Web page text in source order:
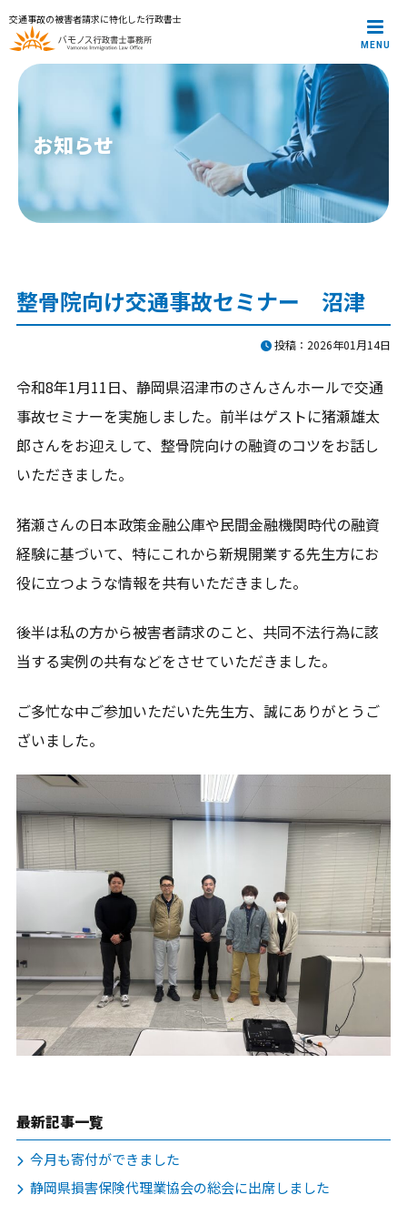
交通事故の被害者請求に特化した行政書士
MENU
お知らせ
整骨院向け交通事故セミナー 沼津
投稿：2026年01月14日
令和8年1月11日、静岡県沼津市のさんさんホールで交通
事故セミナーを実施しました。前半はゲストに猪瀬雄太
郎さんをお迎えして、整骨院向けの融資のコツをお話し
いただきました。
猪瀬さんの日本政策金融公庫や民間金融機関時代の融資
経験に基づいて、特にこれから新規開業する先生方にお
役に立つような情報を共有いただきました。
後半は私の方から被害者請求のこと、共同不法行為に該
当する実例の共有などをさせていただきました。
ご多忙な中ご参加いただいた先生方、誠にありがとうご
ざいました。
最新記事一覧
今月も寄付ができました
静岡県損害保険代理業協会の総会に出席しました
メインメニュー
トップページ
代表プロフィール
サービス案内
解決事例
お知らせ
お問合せ
プライバシーポリシー
お問合せ
何かご質問やご相談がございましたら、お気軽にお問合
事故後早めのご相談をお勧めします。
070-9066-7931
9:00～20：00
LINEから相談する
友だち登録後お問合せください。